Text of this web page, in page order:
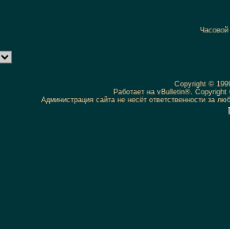
Copyright ©
Работает на vBulletin®.
Администрация сайта не несёт ответственности за